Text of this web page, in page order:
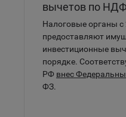
вычетов по
Налоговые органы с
предоставляют
инвестиционные
порядке.
РФ внес
ФЗ.